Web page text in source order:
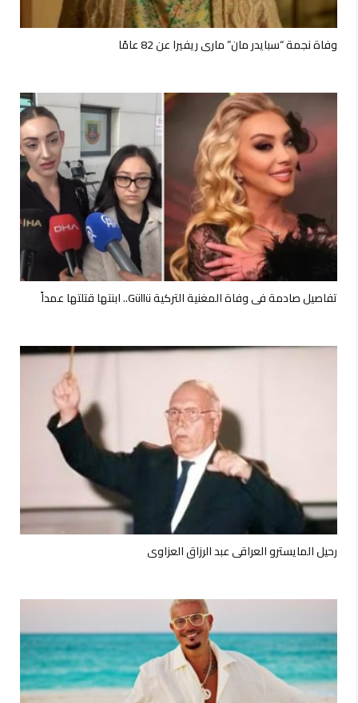
وفاة نجمة “سبايدر مان” ماري ريفيرا عن 82 عامًا
تفاصيل صادمة في وفاة المغنية التركية Güllü.. ابنتها قتلتها عمداً
رحيل المايسترو العراقي عبد الرزاق العزاوي